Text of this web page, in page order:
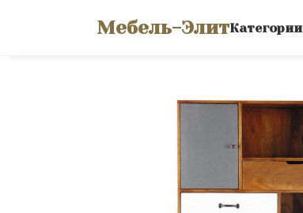
Мебель-ЭлитКатегории